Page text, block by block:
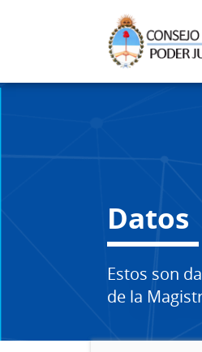
Datos
Estos son
de la